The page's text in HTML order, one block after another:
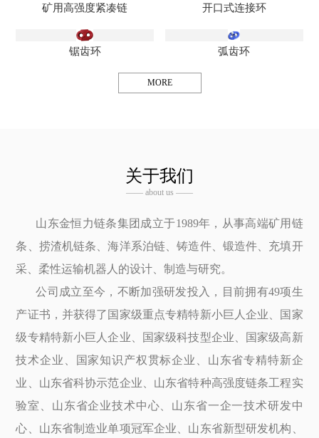
矿用高强度紧凑链 开口式连接环
锯齿环 弧齿环
MORE
关于我们
—— about us ——
山东金恒力链条集团成立于1989年，从事高端矿用链
条、捞渣机链条、海洋系泊链、铸造件、锻造件、充填开
采、柔性运输机器人的设计、制造与研究。
公司成立至今，不断加强研发投入，目前拥有49项生
产证书，并获得了国家级重点专精特新小巨人企业、国家
级专精特新小巨人企业、国家级科技型企业、国家级高新
技术企业、国家知识产权贯标企业、山东省专精特新企
业、山东省科协示范企业、山东省特种高强度链条工程实
验室、山东省企业技术中心、山东省一企一技术研发中
心、山东省制造业单项冠军企业、山东省新型研发机构、